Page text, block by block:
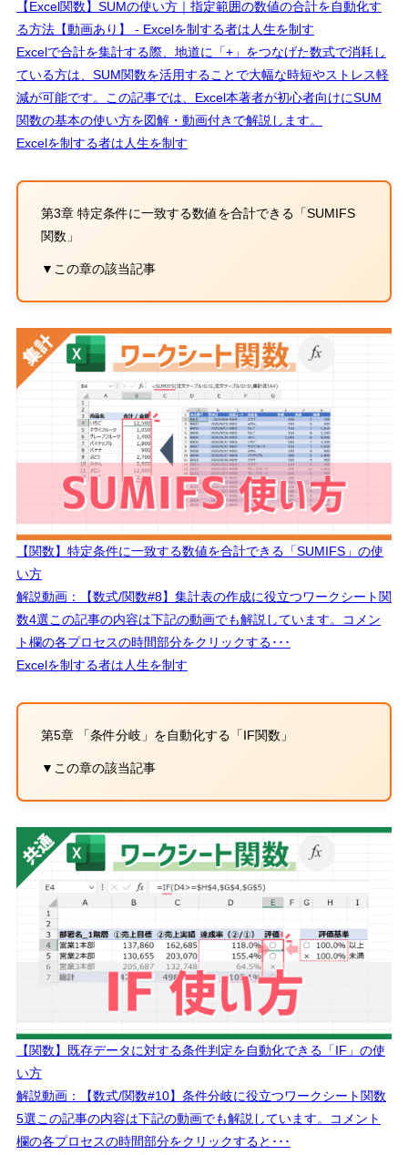
【Excel関数】SUMの使い方｜指定範囲の数値の合計を自動化す
る方法【動画あり】 - Excelを制する者は人生を制す
Excelで合計を集計する際、地道に「+」をつなげた数式で消耗し
ている方は、SUM関数を活用することで大幅な時短やストレス軽
減が可能です。この記事では、Excel本著者が初心者向けにSUM
関数の基本の使い方を図解・動画付きで解説します。
Excelを制する者は人生を制す
第3章 特定条件に一致する数値を合計できる「SUMIFS
関数」
▼この章の該当記事
【関数】特定条件に一致する数値を合計できる「SUMIFS」の使
い方
解説動画：【数式/関数#8】集計表の作成に役立つワークシート関
数4選この記事の内容は下記の動画でも解説しています。コメン
ト欄の各プロセスの時間部分をクリックする･･･
Excelを制する者は人生を制す
第5章 「条件分岐」を自動化する「IF関数」
▼この章の該当記事
【関数】既存データに対する条件判定を自動化できる「IF」の使
い方
解説動画：【数式/関数#10】条件分岐に役立つワークシート関数
5選この記事の内容は下記の動画でも解説しています。コメント
欄の各プロセスの時間部分をクリックすると･･･